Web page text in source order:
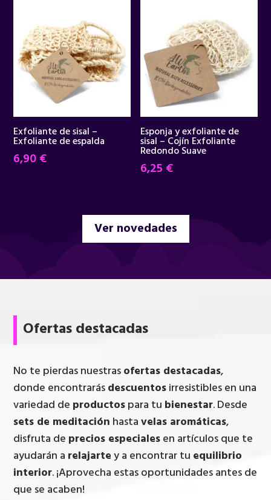
34,95 €.29,90 €.
Exfoliante de sisal –
Exfoliante de espalda
6,90€
Esponja y exfoliante de
sisal – Cojín Exfoliante
Redondo Suave
6,25 €
Ver novedades
Ofertas destacadas
No te pierdas nuestrasofertas destacadas,
donde encontrarásdescuentosirresistibles en una
variedad de productospara tu bienestar. Desde
sets de meditación hastavelas aromáticas,
disfruta de precios especialesen artículos que te
ayudarán a relajartey a encontrar tu equilibrio
interior. ¡Aprovecha estas oportunidades antes de
que se acaben!